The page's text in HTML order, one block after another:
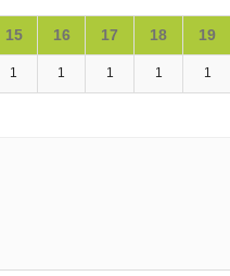
15 16 17 18 19
1 1 1 1 1